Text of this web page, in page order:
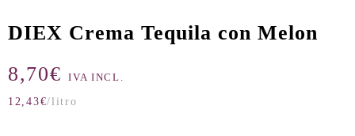
DIEX Crema Tequila con Melon
8,70€ IVA INCL.
12,43€/litro